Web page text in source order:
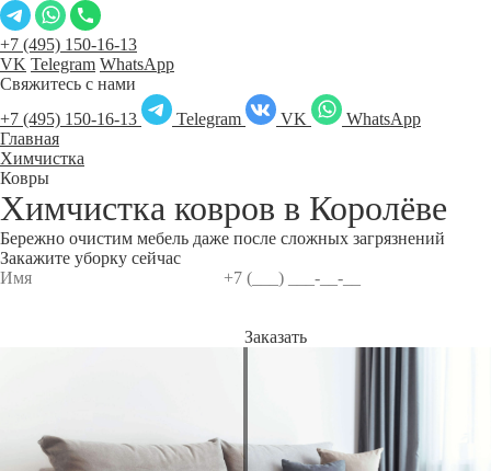
+7 (495) 150-16-13
VK Telegram WhatsApp
Свяжитесь с нами
+7 (495) 150-16-13
Telegram VK
WhatsApp
Главная
Химчистка
Ковры
Химчистка ковров в Королёве
Бережно очистим мебель даже после сложных загрязнений
Закажите уборку сейчас
Заказать